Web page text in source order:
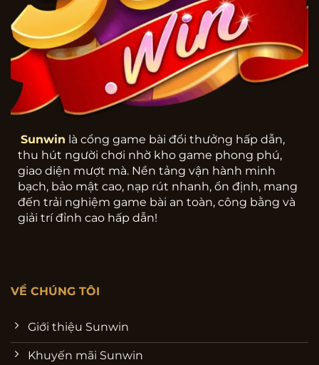
Sunwin là cổng game bài đổi thưởng hấp dẫn,
thu hút người chơi nhờ kho game phong phú,
giao diện mượt mà. Nền tảng vận hành minh
bạch, bảo mật cao, nạp rút nhanh, ổn định, mang
đến trải nghiệm game bài an toàn, công bằng và
giải trí đỉnh cao hấp dẫn!
VỀ CHÚNG TÔI
Giới thiệu Sunwin
Khuyến mãi Sunwin